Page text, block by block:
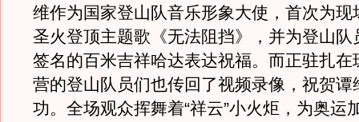
维作为国家登山队音乐形象大使，首次为现
圣火登顶主题歌《无法阻挡》，并为登山队
签名的百米吉祥哈达表达祝福。而正驻扎在
营的登山队员们也传回了视频录像，祝贺谭
功。全场观众挥舞着“祥云”小火炬，为奥运